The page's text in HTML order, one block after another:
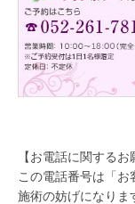
【お電話に関するお
この電話番号は「お
施術の妨げになりま